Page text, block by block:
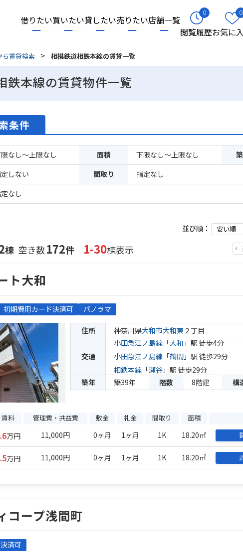
借りたい買いたい貸したい売りたい店舗一覧
0
閲覧履歴
0
お気に
賃貸検索 > 相模鉄道相鉄本線の賃貸一覧
鉄本線の賃貸物件一覧
条件
なし～上限なし 面積 下限なし～上限なし
しない 間取り
指定なし
なし
並び順：
棟 空き数172件 1-30棟表示
ト大和
初期費用カード決済可 パノラマ
住所 神奈川県大和市大和東 ２丁目
交通
小田急江ノ島線 「大和 」駅 徒歩4分
小田急江ノ島線 「鶴間 」駅 徒歩29分
相鉄本線 「瀬谷 」駅 徒歩29分
築年
築39年 階数 8階建 構
賃料 管理費・共益費 敷金 礼金 間取り 面積
万円 11,000円 0ヶ月 1ヶ月 1K 18.20㎡
万円 11,000円 0ヶ月 1ヶ月 1K 18.20㎡
コープ浅間町
済可